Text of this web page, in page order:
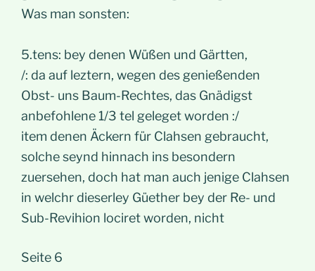
Was man sonsten:
5.tens: bey denen Wüßen und Gärtten,
/: da auf leztern, wegen des genießenden
Obst- uns Baum-Rechtes, das Gnädigst
anbefohlene 1/3 tel geleget worden :/
item denen Äckern für Clahsen gebraucht,
solche seynd hinnach ins besondern
zuersehen, doch hat man auch jenige Clahsen
in welchr dieserley Güether bey der Re- und
Sub-Revihion lociret worden, nicht
Seite 6